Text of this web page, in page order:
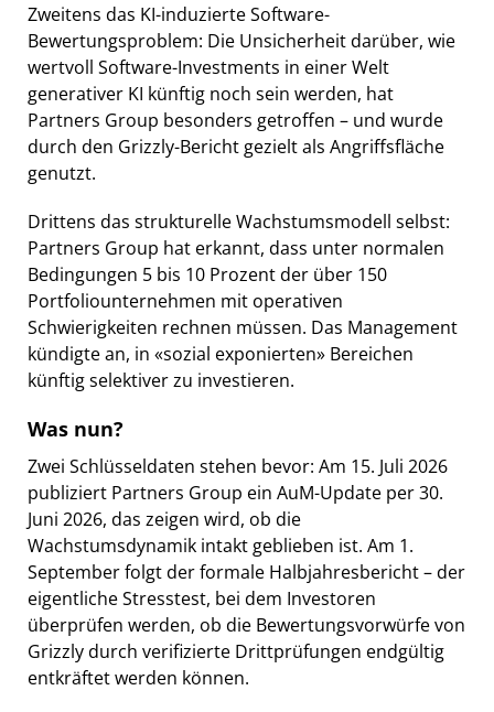
Zweitens das KI-induzierte Software-
Bewertungsproblem: Die Unsicherheit darüber, wie
wertvoll Software-Investments in einer Welt
generativer KI künftig noch sein werden, hat
Partners Group besonders getroffen – und wurde
durch den Grizzly-Bericht gezielt als Angriffsfläche
genutzt.
Drittens das strukturelle Wachstumsmodell selbst:
Partners Group hat erkannt, dass unter normalen
Bedingungen 5 bis 10 Prozent der über 150
Portfoliounternehmen mit operativen
Schwierigkeiten rechnen müssen. Das Management
kündigte an, in «sozial exponierten» Bereichen
künftig selektiver zu investieren.
Was nun?
Zwei Schlüsseldaten stehen bevor: Am 15. Juli 2026
publiziert Partners Group ein AuM-Update per 30.
Juni 2026, das zeigen wird, ob die
Wachstumsdynamik intakt geblieben ist. Am 1.
September folgt der formale Halbjahresbericht – der
eigentliche Stresstest, bei dem Investoren
überprüfen werden, ob die Bewertungsvorwürfe von
Grizzly durch verifizierte Drittprüfungen endgültig
entkräftet werden können.